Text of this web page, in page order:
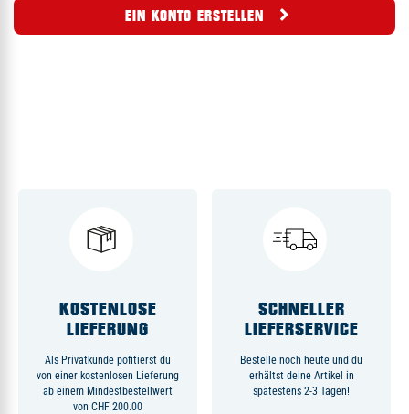
EIN KONTO ERSTELLEN
KOSTENLOSE
LIEFERUNG
Als Privatkunde pofitierst du
von einer kostenlosen Lieferung
ab einem Mindestbestellwert
von CHF 200.00
SCHNELLER
LIEFERSERVICE
Bestelle noch heute und du
erhältst deine Artikel in
spätestens 2-3 Tagen!